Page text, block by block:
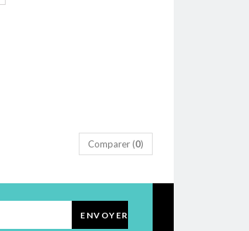
Comparer (0)
ENVOYER